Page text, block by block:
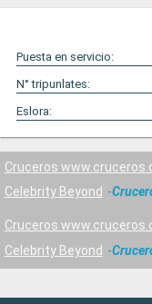
Puesta en servicio:
N° tripunlates:
Eslora:
Cruceros
Celebrity Beyond
Cruceros
Celebrity Beyond